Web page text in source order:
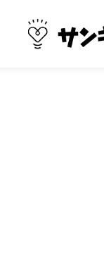
ランキング お金